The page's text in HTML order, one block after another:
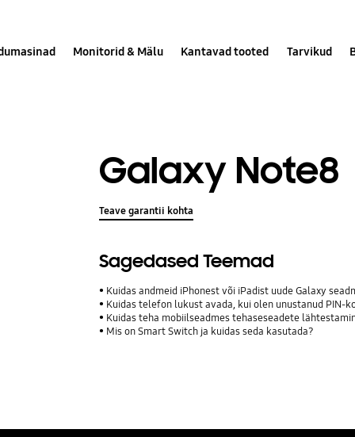
Monitorid & Mälu Kantavad tooted Tarvikud
Galaxy Note8
Teave garantii kohta
Sagedased Teemad
Kuidas andmeid iPhonest või iPadist uude Galaxy
Kuidas telefon lukust avada, kui olen unustanud PIN-
Kuidas teha mobiilseadmes tehaseseadete
Mis on Smart Switch ja kuidas seda kasutada?